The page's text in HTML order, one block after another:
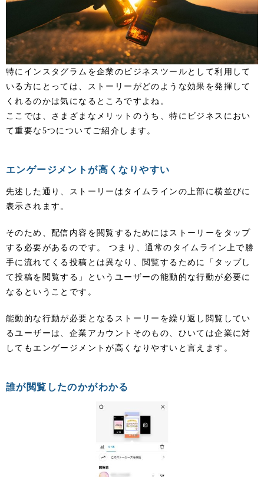
特にインスタグラムを企業のビジネスツールとして利用して
いる方にとっては、ストーリーがどのような効果を発揮して
くれるのかは気になるところですよね。
ここでは、さまざまなメリットのうち、特にビジネスにおい
て重要な5つについてご紹介します。
エンゲージメントが高くなりやすい
先述した通り、ストーリーはタイムラインの上部に横並びに
表示されます。
そのため、配信内容を閲覧するためにはストーリーをタップ
する必要があるのです。 つまり、通常のタイムライン上で勝
手に流れてくる投稿とは異なり、閲覧するために「タップし
て投稿を閲覧する」というユーザーの能動的な行動が必要に
なるということです。
能動的な行動が必要となるストーリーを繰り返し閲覧してい
るユーザーは、企業アカウントそのもの、ひいては企業に対
してもエンゲージメントが高くなりやすいと言えます。
誰が閲覧したのかがわかる